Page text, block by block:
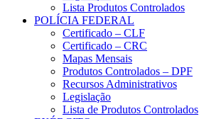
Lista Produtos Controlados
POLÍCIA FEDERAL
Certificado – CLF
Certificado – CRC
Mapas Mensais
Produtos Controlados – DPF
Recursos Administrativos
Legislação
Lista de Produtos Controlados